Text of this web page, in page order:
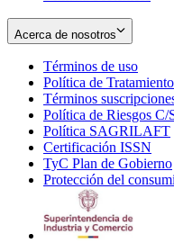
Acerca de nosotros
Términos de uso
in
new
Política de
Términos
Política de Riesgos C/
Política SAGRILAFT
Certificación ISSN
in
new
TyC Plan de Gobierno
Protección del